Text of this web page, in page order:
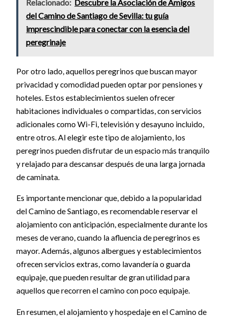
Relacionado: Descubre la Asociación de Amigos
del Camino de Santiago de Sevilla: tu guía
imprescindible para conectar con la esencia del
peregrinaje
Por otro lado, aquellos peregrinos que buscan mayor
privacidad y comodidad pueden optar por pensiones y
hoteles. Estos establecimientos suelen ofrecer
habitaciones individuales o compartidas, con servicios
adicionales como Wi-Fi, televisión y desayuno incluido,
entre otros. Al elegir este tipo de alojamiento, los
peregrinos pueden disfrutar de un espacio más tranquilo
y relajado para descansar después de una larga jornada
de caminata.
Es importante mencionar que, debido a la popularidad
del Camino de Santiago, es recomendable reservar el
alojamiento con anticipación, especialmente durante los
meses de verano, cuando la afluencia de peregrinos es
mayor. Además, algunos albergues y establecimientos
ofrecen servicios extras, como lavandería o guarda
equipaje, que pueden resultar de gran utilidad para
aquellos que recorren el camino con poco equipaje.
En resumen, el alojamiento y hospedaje en el Camino de